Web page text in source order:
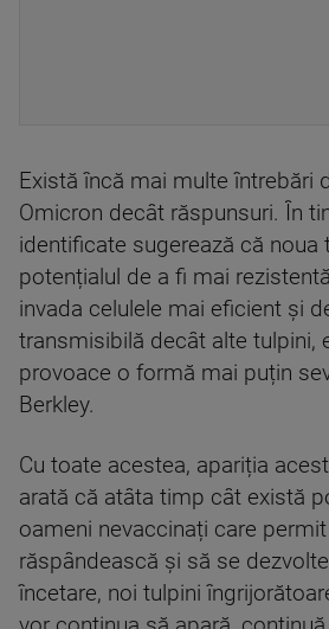
Există încă mai multe întrebări
Omicron decât răspunsuri. În
identificate sugerează că noua
potențialul de a fi mai
invada celulele mai eficient și
transmisibilă decât alte tulpini,
provoace o formă mai puțin
Berkley.
Cu toate acestea, apariția
arată că atâta timp cât există
oameni nevaccinați care
răspândească și să se
încetare, noi tulpini